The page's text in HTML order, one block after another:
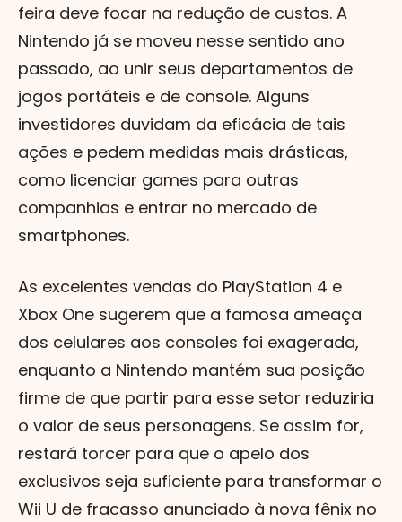
feira deve focar na redução de custos. A
Nintendo já se moveu nesse sentido ano
passado, ao unir seus departamentos de
jogos portáteis e de console. Alguns
investidores duvidam da eficácia de tais
ações e pedem medidas mais drásticas,
como licenciar games para outras
companhias e entrar no mercado de
smartphones.
As excelentes vendas do PlayStation 4 e
Xbox One sugerem que a famosa ameaça
dos celulares aos consoles foi exagerada,
enquanto a Nintendo mantém sua posição
firme de que partir para esse setor reduziria
o valor de seus personagens. Se assim for,
restará torcer para que o apelo dos
exclusivos seja suficiente para transformar o
Wii U de fracasso anunciado à nova fênix no